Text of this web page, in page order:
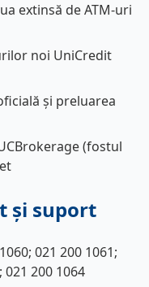
extinsă de ATM-uri
noi UniCredit
și preluarea
(fostul
și suport
021 200 1061;
021 200 1064